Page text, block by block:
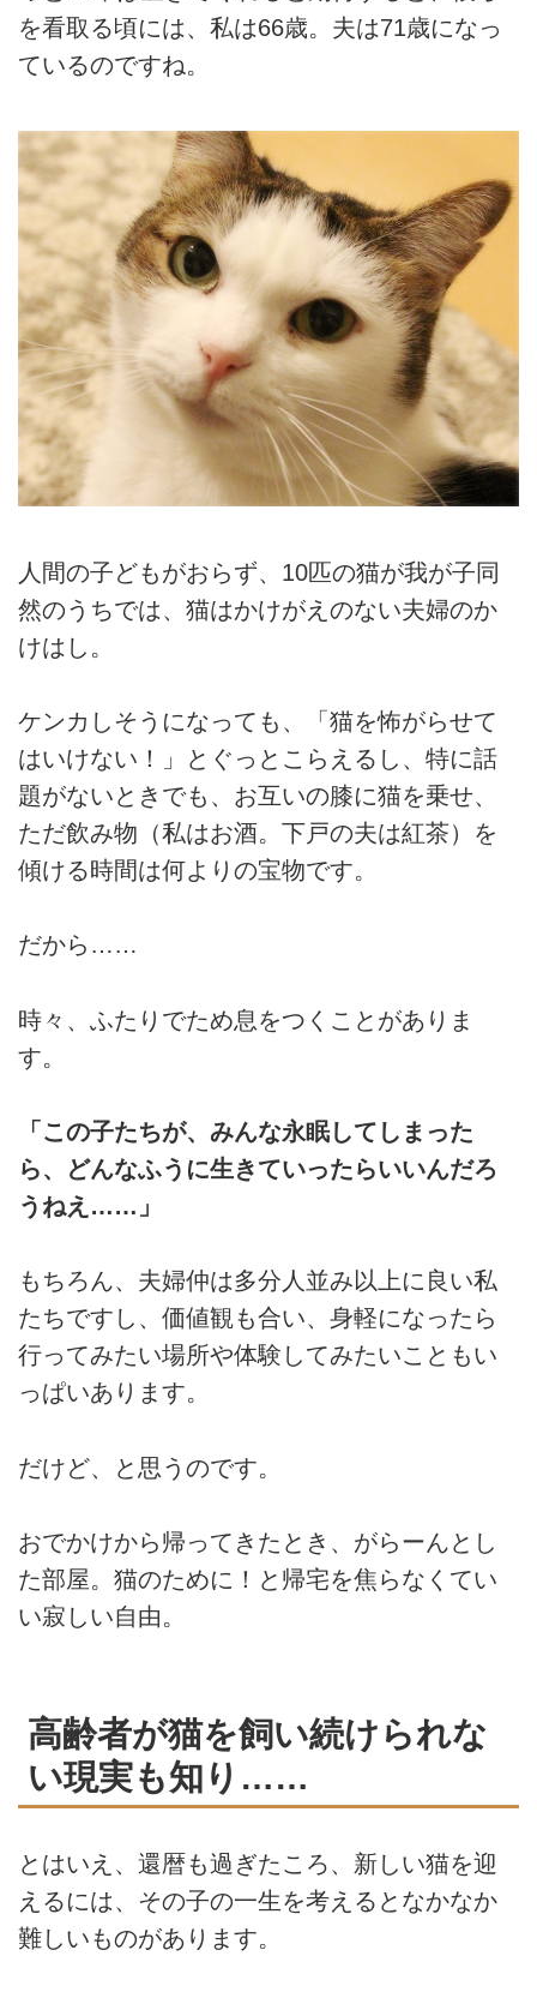
を看取る頃には、私は66歳。夫は71歳になっ
ているのですね。
人間の子どもがおらず、10匹の猫が我が子同
然のうちでは、猫はかけがえのない夫婦のか
けはし。
ケンカしそうになっても、「猫を怖がらせて
はいけない！」とぐっとこらえるし、特に話
題がないときでも、お互いの膝に猫を乗せ、
ただ飲み物（私はお酒。下戸の夫は紅茶）を
傾ける時間は何よりの宝物です。
だから……
時々、ふたりでため息をつくことがありま
す。
「この子たちが、みんな永眠してしまった
ら、どんなふうに生きていったらいいんだろ
うねえ……」
もちろん、夫婦仲は多分人並み以上に良い私
たちですし、価値観も合い、身軽になったら
行ってみたい場所や体験してみたいこともい
っぱいあります。
だけど、と思うのです。
おでかけから帰ってきたとき、がらーんとし
た部屋。猫のために！と帰宅を焦らなくてい
い寂しい自由。
高齢者が猫を飼い続けられな
い現実も知り……
とはいえ、還暦も過ぎたころ、新しい猫を迎
えるには、その子の一生を考えるとなかなか
難しいものがあります。